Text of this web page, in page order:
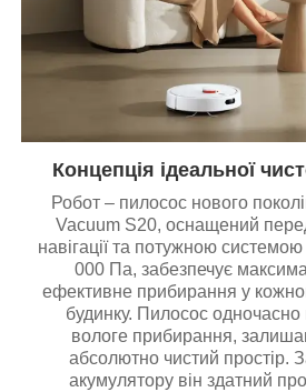
Концепція ідеальної
Робот – пилосос нового
Vacuum S20, оснащений
навігації та потужною
000 Па, забезпечує
ефективне прибирання у
будинку. Пилосос одночасно
вологе прибирання,
абсолютно чистий простір.
акумулятору він здатний